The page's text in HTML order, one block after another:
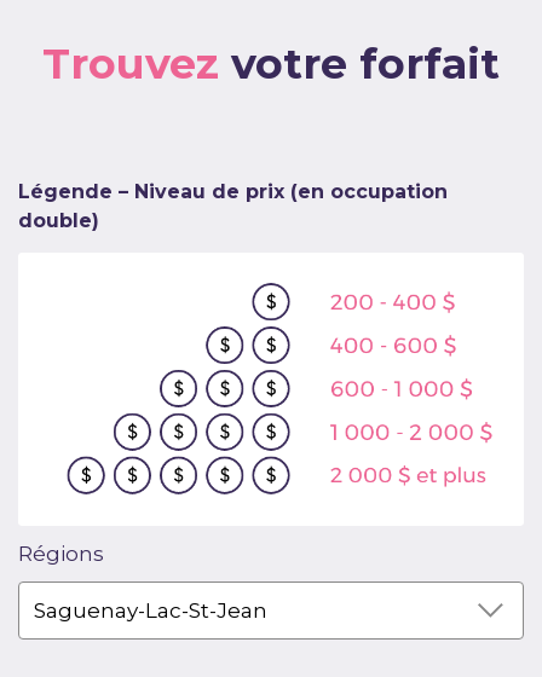
Trouvez votre forfait
Régions
Légende – Niveau de prix (en occupation
double)